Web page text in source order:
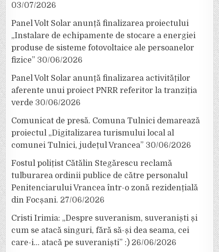
03/07/2026
Panel Volt Solar anunță finalizarea proiectului
„Instalare de echipamente de stocare a energiei
produse de sisteme fotovoltaice ale persoanelor
fizice” 30/06/2026
Panel Volt Solar anunță finalizarea activităților
aferente unui proiect PNRR referitor la tranziția
verde 30/06/2026
Comunicat de presă. Comuna Tulnici demarează
proiectul „Digitalizarea turismului local al
comunei Tulnici, județul Vrancea” 30/06/2026
Fostul polițist Cătălin Stegărescu reclamă
tulburarea ordinii publice de către personalul
Penitenciarului Vrancea într-o zonă rezidențială
din Focșani. 27/06/2026
Cristi Irimia: „Despre suveranism, suveraniști și
cum se atacă singuri, fără să-și dea seama, cei
care-i… atacă pe suveraniști” :) 26/06/2026